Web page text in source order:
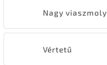
Nagy viaszmoly
Vértetű